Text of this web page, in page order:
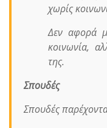
χωρίς
Δεν αφορά
κοινωνία,
της.
Σπουδές
Σπουδές